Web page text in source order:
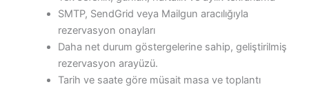
SMTP, SendGrid veya Mailgun aracılığıyla
rezervasyon onayları
Daha net durum göstergelerine sahip, geliştirilmiş
rezervasyon arayüzü.
Tarih ve saate göre müsait masa ve toplantı